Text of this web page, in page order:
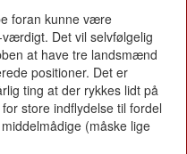
foran kunne være
Det vil selvfølgelig
at have tre landsmænd
positioner. Det er
ting at der rykkes lidt på
store indflydelse til fordel
(måske lige